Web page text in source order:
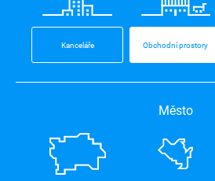
Kanceláře Obchodní prostory
Město